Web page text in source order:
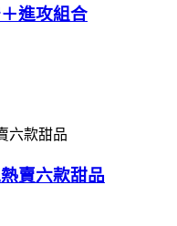
進攻組合
賣六款甜品